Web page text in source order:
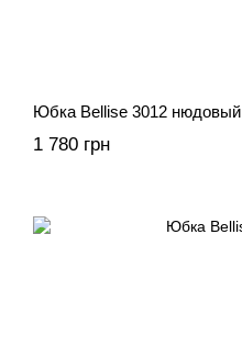
Юбка Bellise 3012 нюдовый
1 780 грн